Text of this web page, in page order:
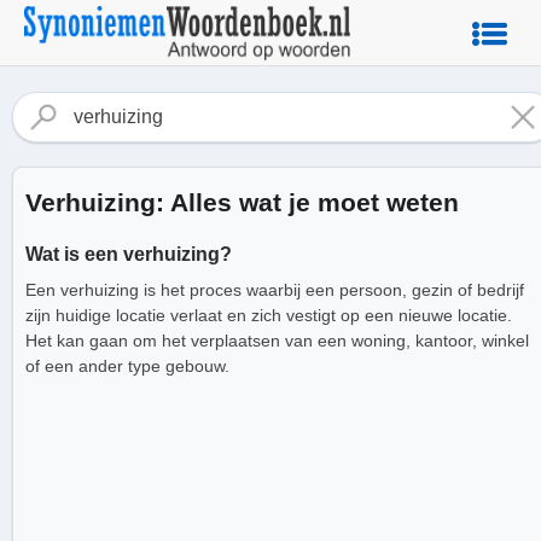
Verhuizing: Alles wat je moet weten
Wat is een verhuizing?
Een verhuizing is het proces waarbij een persoon, gezin of bedrijf
zijn huidige locatie verlaat en zich vestigt op een nieuwe locatie.
Het kan gaan om het verplaatsen van een woning, kantoor, winkel
of een ander type gebouw.